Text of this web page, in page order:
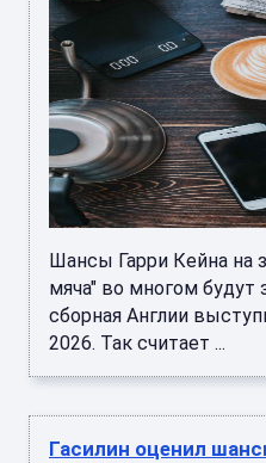
Шансы Гарри Кейна на
мяча" во многом будут
сборная Англии
2026. Так считает ...
Гасилин оценил